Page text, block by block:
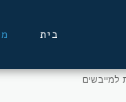
בית
למייבשים